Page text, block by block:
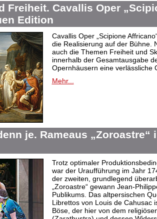
Freiheit. Cavallis Oper
Edition
Cavallis Oper „Scipione
die Realisierung auf der Bühne.
auch die Themen Freiheit und
innerhalb der Gesamtausgabe
Opernhäusern eine verlässliche
Mehr...
je. Rameaus „Zoroastre“
Trotz optimaler
war der Uraufführung im Jahr
der zweiten, grundlegend
„Zoroastre“ gewann Jean-
Publikums. Das altpersischen
Librettos von Louis de Cahusac
Böse, der hier von dem